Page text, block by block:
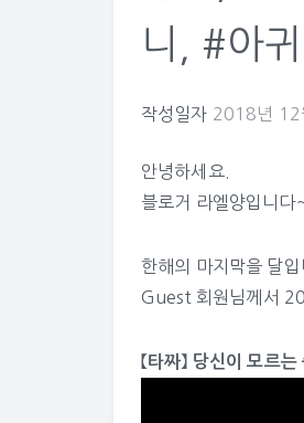
니, #아귀
작성일자 2018년 12
안녕하세요.
블로거 라엘양입니
한해의 마지막을 달
Guest 회원님께서
【타짜】 당신이 모르